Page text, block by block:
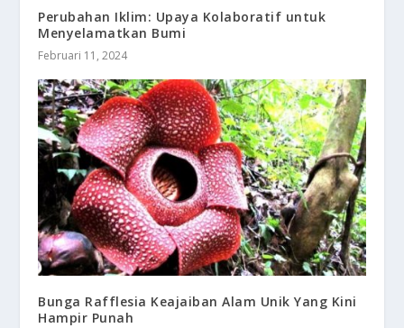
Perubahan Iklim: Upaya Kolaboratif untuk
Menyelamatkan Bumi
Februari 11, 2024
Bunga Rafflesia Keajaiban Alam Unik Yang Kini
Hampir Punah